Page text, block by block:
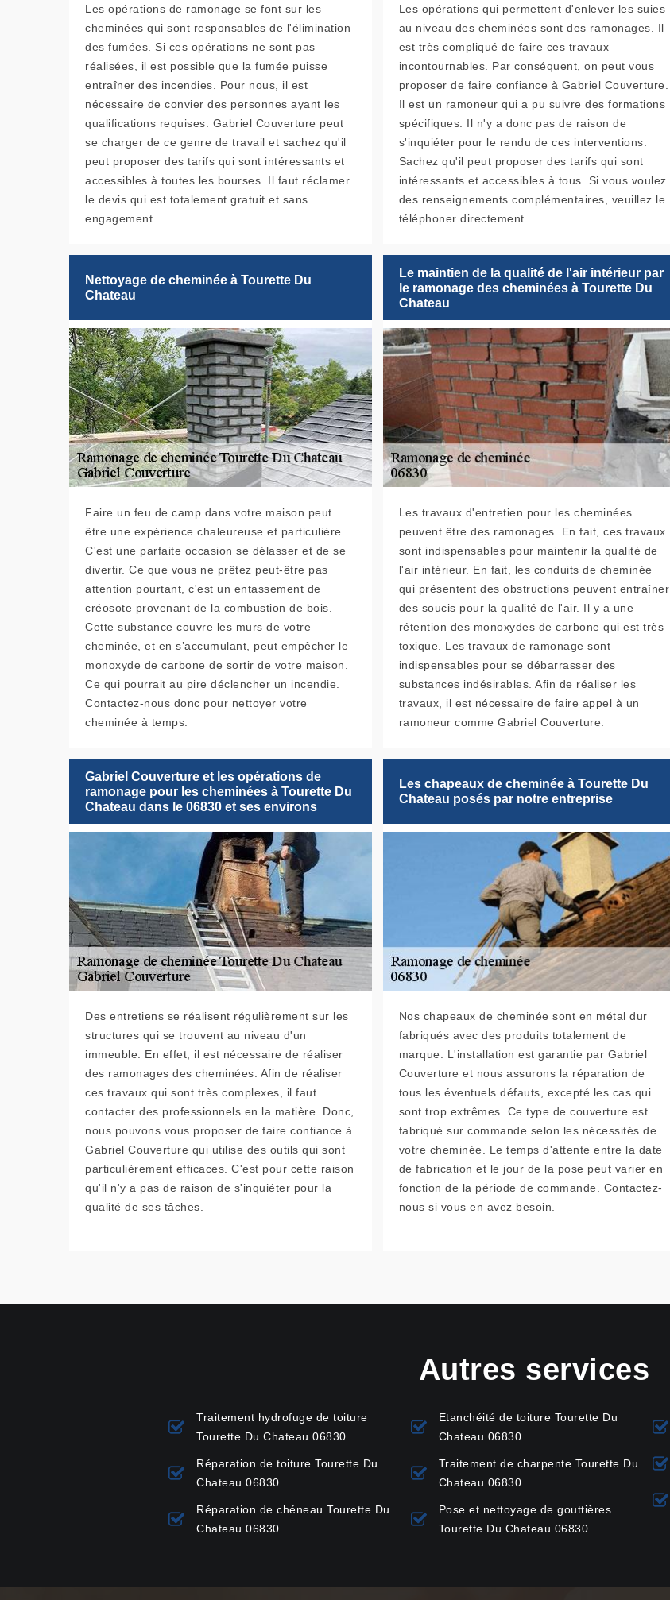
Les opérations de ramonage se font sur les
cheminées qui sont responsables de l'élimination
des fumées. Si ces opérations ne sont pas
réalisées, il est possible que la fumée puisse
entraîner des incendies. Pour nous, il est
nécessaire de convier des personnes ayant les
qualifications requises. Gabriel Couverture peut
se charger de ce genre de travail et sachez qu'il
peut proposer des tarifs qui sont intéressants et
accessibles à toutes les bourses. Il faut réclamer
le devis qui est totalement gratuit et sans
engagement.
Les opérations qui permettent d'enlever les suies
au niveau des cheminées sont des ramonages. Il
est très compliqué de faire ces travaux
incontournables. Par conséquent, on peut vous
proposer de faire confiance à Gabriel Couverture.
Il est un ramoneur qui a pu suivre des formations
spécifiques. Il n'y a donc pas de raison de
s'inquiéter pour le rendu de ces interventions.
Sachez qu'il peut proposer des tarifs qui sont
intéressants et accessibles à tous. Si vous voulez
des renseignements complémentaires, veuillez le
téléphoner directement.
Nettoyage de cheminée à Tourette Du
Chateau
Faire un feu de camp dans votre maison peut
être une expérience chaleureuse et particulière.
C'est une parfaite occasion se délasser et de se
divertir. Ce que vous ne prêtez peut-être pas
attention pourtant, c'est un entassement de
créosote provenant de la combustion de bois.
Cette substance couvre les murs de votre
cheminée, et en s’accumulant, peut empêcher le
monoxyde de carbone de sortir de votre maison.
Ce qui pourrait au pire déclencher un incendie.
Contactez-nous donc pour nettoyer votre
cheminée à temps.
Le maintien de la qualité de l'air intérieur par
le ramonage des cheminées à Tourette Du
Chateau
Les travaux d'entretien pour les cheminées
peuvent être des ramonages. En fait, ces travaux
sont indispensables pour maintenir la qualité de
l'air intérieur. En fait, les conduits de cheminée
qui présentent des obstructions peuvent entraîner
des soucis pour la qualité de l'air. Il y a une
rétention des monoxydes de carbone qui est très
toxique. Les travaux de ramonage sont
indispensables pour se débarrasser des
substances indésirables. Afin de réaliser les
travaux, il est nécessaire de faire appel à un
ramoneur comme Gabriel Couverture.
Gabriel Couverture et les opérations de
ramonage pour les cheminées à Tourette Du
Chateau dans le 06830 et ses environs
Des entretiens se réalisent régulièrement sur les
structures qui se trouvent au niveau d'un
immeuble. En effet, il est nécessaire de réaliser
des ramonages des cheminées. Afin de réaliser
ces travaux qui sont très complexes, il faut
contacter des professionnels en la matière. Donc,
nous pouvons vous proposer de faire confiance à
Gabriel Couverture qui utilise des outils qui sont
particulièrement efficaces. C'est pour cette raison
qu'il n'y a pas de raison de s'inquiéter pour la
qualité de ses tâches.
Les chapeaux de cheminée à Tourette Du
Chateau posés par notre entreprise
Nos chapeaux de cheminée sont en métal dur
fabriqués avec des produits totalement de
marque. L'installation est garantie par Gabriel
Couverture et nous assurons la réparation de
tous les éventuels défauts, excepté les cas qui
sont trop extrêmes. Ce type de couverture est
fabriqué sur commande selon les nécessités de
votre cheminée. Le temps d'attente entre la date
de fabrication et le jour de la pose peut varier en
fonction de la période de commande. Contactez-
nous si vous en avez besoin.
Autres services
Traitement hydrofuge de toiture
Tourette Du Chateau 06830
Réparation de toiture Tourette Du
Chateau 06830
Réparation de chéneau Tourette Du
Chateau 06830
Etanchéité de toiture Tourette Du
Chateau 06830
Traitement de charpente Tourette Du
Chateau 06830
Pose et nettoyage de gouttières
Tourette Du Chateau 06830